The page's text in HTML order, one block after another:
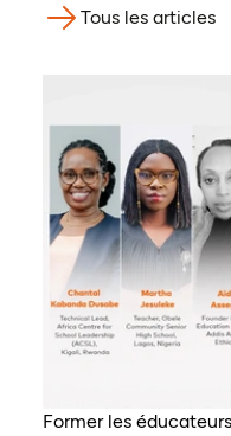
Tous les articles
Former les